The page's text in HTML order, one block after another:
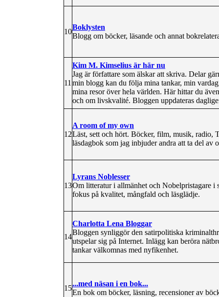
10
Boklysten
Blogg om böcker, läsande och annat
11
Kim M. Kimselius är här nu
Jag är författare som älskar att skriva. Delar
min blogg kan du följa mina tankar, min
mina resor över hela världen. Här hittar du
och om livskvalité. Bloggen uppdateras
12
A room of my own
Läst, sett och hört. Böcker, film, musik, radio,
läsdagbok som jag inbjuder andra att ta del av
13
Lyrans Noblesser
Om litteratur i allmänhet och Nobelpristagare
fokus på kvalitet, mångfald och läsglädje.
14
Charlotta Lena Bloggar
Bloggen synliggör den satirpolitiska
utspelar sig på Internet. Inlägg kan beröra
tankar välkomnas med nyfikenhet.
15
...med näsan i en bok...
En bok om böcker, läsning, recensioner av